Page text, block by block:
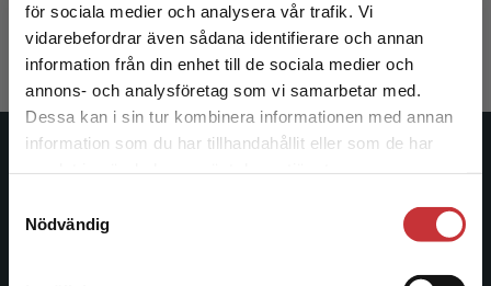
för sociala medier och analysera vår trafik. Vi
vidarebefordrar även sådana identifierare och annan
information från din enhet till de sociala medier och
annons- och analysföretag som vi samarbetar med.
Dessa kan i sin tur kombinera informationen med annan
information som du har tillhandahållit eller som de har
Nödvändig
Begränsad fraktregion
Det verkar som att du besöker
studentlitteratur.se via en enhet utanför Sverige.
Vi erbjuder inte leveranser utanför Sverige. För
att kunna slutföra ett köp måste
334 kr inkl. moms
Exkl. moms: 315 kr
Studentlitteratur
Studentlitteratur grundades 1963 och är idag Sveriges
ledande utbildningsförlag. Med läromedel, kurslitteratur,